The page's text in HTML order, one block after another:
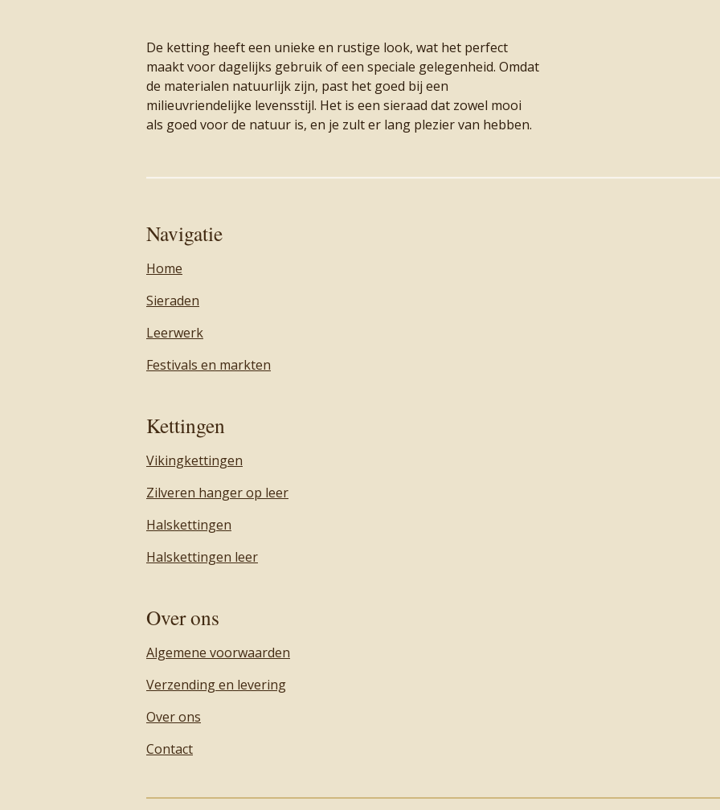
De ketting heeft een unieke en rustige look, wat het perfect
maakt voor dagelijks gebruik of een speciale gelegenheid. Omdat
de materialen natuurlijk zijn, past het goed bij een
milieuvriendelijke levensstijl. Het is een sieraad dat zowel mooi
als goed voor de natuur is, en je zult er lang plezier van hebben.
Navigatie
Home
Sieraden
Leerwerk
Festivals en markten
Kettingen
Vikingkettingen
Zilveren hanger op leer
Halskettingen
Halskettingen leer
Over ons
Algemene voorwaarden
Verzending en levering
Over ons
Contact